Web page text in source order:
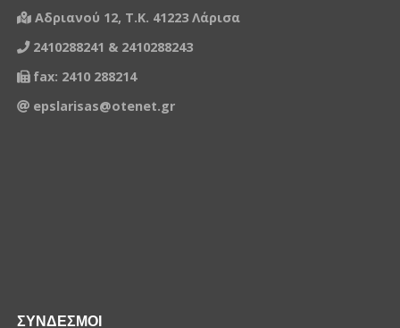
Αδριανού 12, Τ.Κ. 41223 Λάρισα
2410288241 & 2410288243
fax: 2410 288214
epslarisas@otenet.gr
ΣΥΝΔΕΣΜΟΙ